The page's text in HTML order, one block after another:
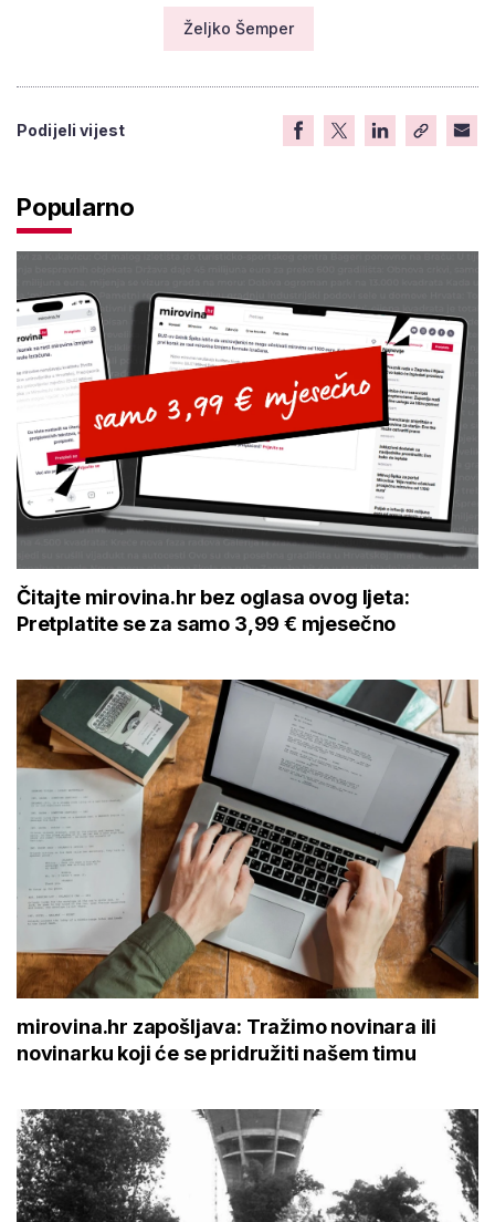
Željko Šemper
Podijeli vijest
Popularno
Čitajte mirovina.hr bez oglasa ovog ljeta:
Pretplatite se za samo 3,99 € mjesečno
mirovina.hr zapošljava: Tražimo novinara ili
novinarku koji će se pridružiti našem timu